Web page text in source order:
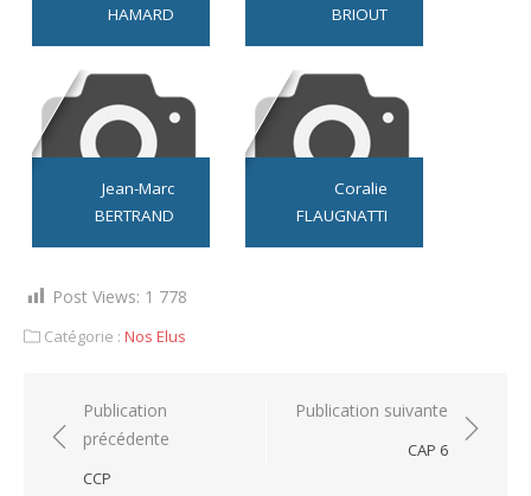
HAMARD
BRIOUT
Jean-Marc
BERTRAND
Coralie
FLAUGNATTI
Post Views: 1 778
Catégorie : Nos Elus
Navigation
de
l’article
Publication
précédente
CCP
Publication suivante
CAP 6